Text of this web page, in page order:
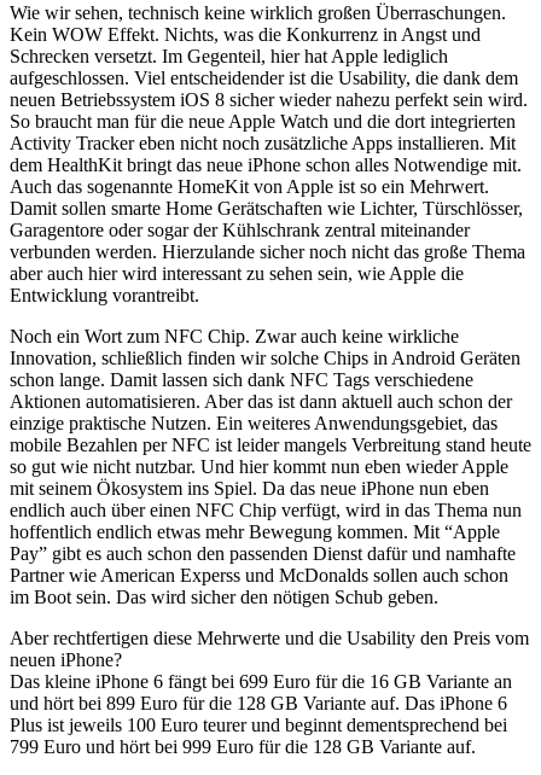
Wie wir sehen, technisch keine wirklich großen Überraschungen.
Kein WOW Effekt. Nichts, was die Konkurrenz in Angst und
Schrecken versetzt. Im Gegenteil, hier hat Apple lediglich
aufgeschlossen. Viel entscheidender ist die Usability, die dank dem
neuen Betriebssystem iOS 8 sicher wieder nahezu perfekt sein wird.
So braucht man für die neue Apple Watch und die dort integrierten
Activity Tracker eben nicht noch zusätzliche Apps installieren. Mit
dem HealthKit bringt das neue iPhone schon alles Notwendige mit.
Auch das sogenannte HomeKit von Apple ist so ein Mehrwert.
Damit sollen smarte Home Gerätschaften wie Lichter, Türschlösser,
Garagentore oder sogar der Kühlschrank zentral miteinander
verbunden werden. Hierzulande sicher noch nicht das große Thema
aber auch hier wird interessant zu sehen sein, wie Apple die
Entwicklung vorantreibt.
Noch ein Wort zum NFC Chip. Zwar auch keine wirkliche
Innovation, schließlich finden wir solche Chips in Android Geräten
schon lange. Damit lassen sich dank NFC Tags verschiedene
Aktionen automatisieren. Aber das ist dann aktuell auch schon der
einzige praktische Nutzen. Ein weiteres Anwendungsgebiet, das
mobile Bezahlen per NFC ist leider mangels Verbreitung stand heute
so gut wie nicht nutzbar. Und hier kommt nun eben wieder Apple
mit seinem Ökosystem ins Spiel. Da das neue iPhone nun eben
endlich auch über einen NFC Chip verfügt, wird in das Thema nun
hoffentlich endlich etwas mehr Bewegung kommen. Mit “Apple
Pay” gibt es auch schon den passenden Dienst dafür und namhafte
Partner wie American Experss und McDonalds sollen auch schon
im Boot sein. Das wird sicher den nötigen Schub geben.
Aber rechtfertigen diese Mehrwerte und die Usability den Preis vom
neuen iPhone?
Das kleine iPhone 6 fängt bei 699 Euro für die 16 GB Variante an
und hört bei 899 Euro für die 128 GB Variante auf. Das iPhone 6
Plus ist jeweils 100 Euro teurer und beginnt dementsprechend bei
799 Euro und hört bei 999 Euro für die 128 GB Variante auf.